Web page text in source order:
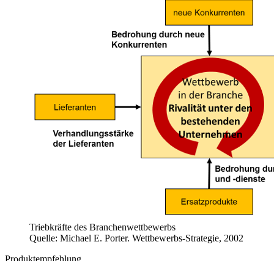
Triebkräfte des Branchenwettbewerbs
Quelle: Michael E. Porter. Wettbewerbs-Strategie, 2002
Produktempfehlung